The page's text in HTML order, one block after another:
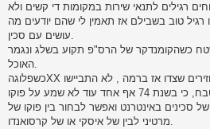
רגילים לתנאי שירות במקומות די קשים ולא
רגיל טוב בשבילם אז תאמין לי שהם יודעים מה
עושים עם סכין.
כשהקומנדקר של הרס"פ תקוע בשלג ונגמר
האוכל.
כשפלוגהXX הייתה צריכה לפתוח את החזירים שצדו אז ברמה , לא התביישו
לקחת את הסכינים של המטבח, כי בשנת 74 אף אחד עוד לא שמע על פוקו
סכינים באינטרנט ואפשר לבחור בין פוקו של
מרטיני לבין של איסקי או של קרסואנדו.